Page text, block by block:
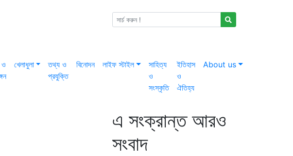
ও
খেলাধুলা
তথ্য ও
প্রযুক্তি
বিনোদন লাইফ স্টাইল
সাহিত্য
ও
সংস্কৃতি
ইতিহাস
ও
ঐতিহ্য
About us
এ সংক্রান্ত আরও
সংবাদ